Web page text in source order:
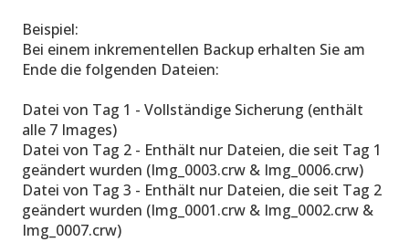
Beispiel:
Bei einem inkrementellen Backup erhalten Sie am
Ende die folgenden Dateien:
Datei von Tag 1 - Vollständige Sicherung (enthält
alle 7 Images)
Datei von Tag 2 - Enthält nur Dateien, die seit Tag 1
geändert wurden (Img_0003.crw & Img_0006.crw)
Datei von Tag 3 - Enthält nur Dateien, die seit Tag 2
geändert wurden (Img_0001.crw & Img_0002.crw &
Img_0007.crw)